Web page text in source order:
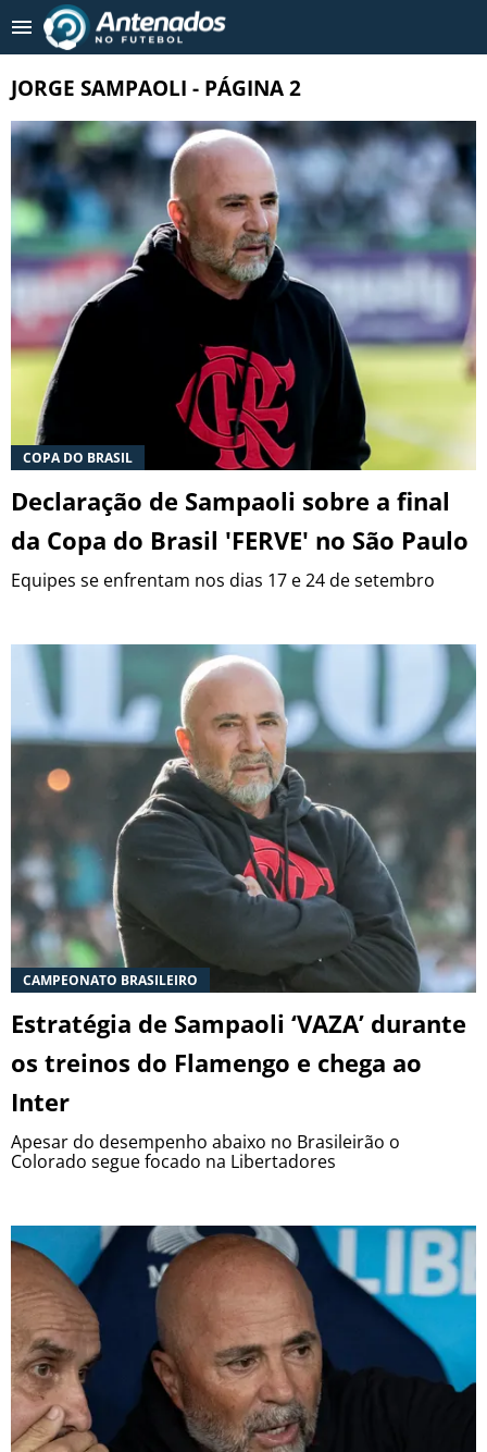
Wesley no Cruzeiro?
NOTICIAS RECENTES
MERCADO DA BOLA
COPA 2026
INUSITADO
CAMPEONATOS NACIONAIS
TIMES
FUTEBOL INTERNACIONAL
BOTAFOGO
CRUZEIRO
INTERNACIONAL
GRÊMIO
VASCO DA GAMA
SOBRE NÓS | CONTATO | APOSTAS
Termos e Condições Privacidade
Política Editorial
Ad Choices
Antenados no Futebol, tal como a Futbol
Comercial
JORGE SAMPAOLI - PÁGINA 2
COPA DO BRASIL
Declaração de Sampaoli sobre a final
da Copa do Brasil 'FERVE' no São Paulo
Equipes se enfrentam nos dias 17 e 24 de setembro
CAMPEONATO BRASILEIRO
Estratégia de Sampaoli ‘VAZA’ durante
os treinos do Flamengo e chega ao
Inter
Apesar do desempenho abaixo no Brasileirão o
Colorado segue focado na Libertadores